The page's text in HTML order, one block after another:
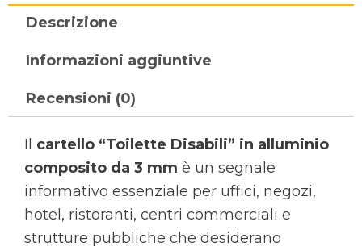
Descrizione
Informazioni aggiuntive
Recensioni (0)
Il cartello “Toilette Disabili” in alluminio
composito da 3 mm è un segnale
informativo essenziale per uffici, negozi,
hotel, ristoranti, centri commerciali e
strutture pubbliche che desiderano